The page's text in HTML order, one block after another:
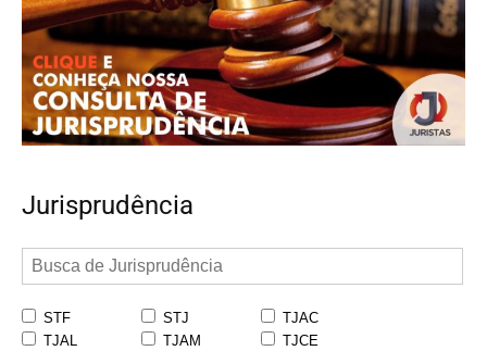
Jurisprudência
STF STJ
TJAC
TJAL
TJAM
TJCE